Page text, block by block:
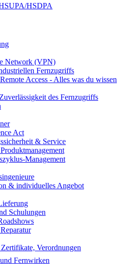
HSDPA
Network (VPN)
Fernzugriffs
Access - Alles was du wissen
des Fernzugriffs
Act
& Service
Management
& individuelles Angebot
Schulungen
Verordnungen
Fernwirken